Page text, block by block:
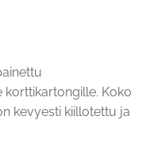
korttikartongille. Koko
kevyesti kiillotettu ja